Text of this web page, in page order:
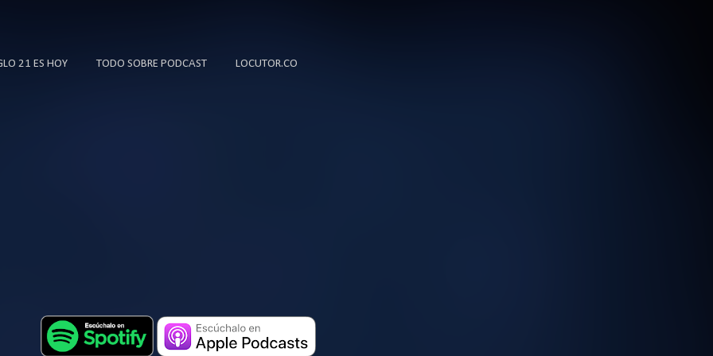
21 ES HOY TODO SOBRE PODCAST LOCUTOR.CO